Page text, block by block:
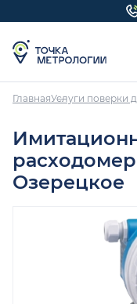
ГлавнаяУслуги поверки
Озерецкое